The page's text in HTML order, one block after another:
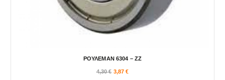
ΡΟΥΛΕΜΑΝ 6304 – ΖΖ
4,30€ 3,87€